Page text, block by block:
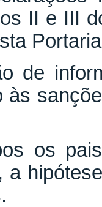
II e III
de
às
os
a